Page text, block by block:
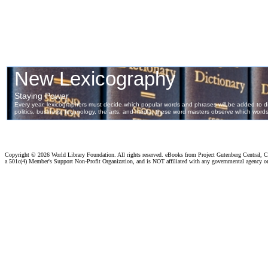
Copyright © 2026 World Library Foundation. All rights reserved. eBooks from Project Gutenberg Central,
a 501c(4) Member's Support Non-Profit Organization, and is NOT affiliated with any governmental agency